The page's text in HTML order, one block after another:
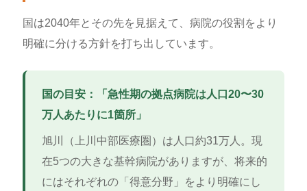
国は2040年とその先を見据えて、病院の役割をより
明確に分ける方針を打ち出しています。
国の目安：「急性期の拠点病院は人口20〜30
万人あたりに1箇所」
旭川（上川中部医療圏）は人口約31万人。現
在5つの大きな基幹病院がありますが、将来的
にはそれぞれの「得意分野」をより明確にし